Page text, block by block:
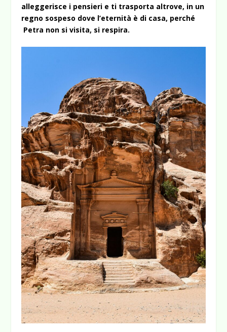
alleggerisce i pensieri e ti trasporta altrove, in un
regno sospeso dove l’eternità è di casa, perché
Petra non si visita, si respira.